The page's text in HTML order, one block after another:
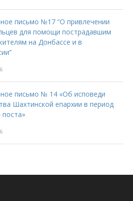
письмо №17 “О привлечении
для помощи пострадавшим
на Донбассе и в
письмо № 14 «Об исповеди
Шахтинской епархии в период
поста»